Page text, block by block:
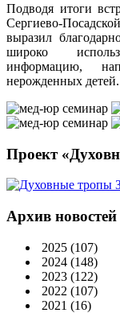
Подводя итоги
Сергиево-
выразил
широко
информацию,
нерожденных детей.
Проект
Архив новостей
2025 (107)
2024 (148)
2023 (122)
2022 (107)
2021 (16)